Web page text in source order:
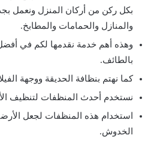
بكل ركن من أركان المنزل ونعمل
والمنازل والحمامات والمطابخ.
وهذه أهم خدمة نقدمها لكم في
بالطائف.
كما نهتم بنظافة الحديقة ووجهة
نستخدم أحدث المنظفات لتنظيف
استخدام هذه المنظفات لجعل
الخدوش.